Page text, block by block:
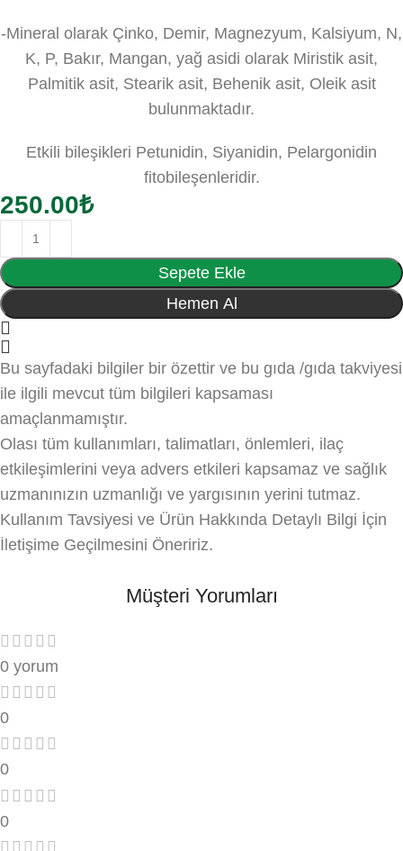
-Mineral olarak Çinko, Demir, Magnezyum, Kalsiyum, N,
K, P, Bakır, Mangan, yağ asidi olarak Miristik asit,
Palmitik asit, Stearik asit, Behenik asit, Oleik asit
bulunmaktadır.
Etkili bileşikleri Petunidin, Siyanidin, Pelargonidin
fitobileşenleridir.
250.00₺
Sepete Ekle
Hemen Al
Bu sayfadaki bilgiler bir özettir ve bu gıda /gıda takviyesi
ile ilgili mevcut tüm bilgileri kapsaması
amaçlanmamıştır.
Olası tüm kullanımları, talimatları, önlemleri, ilaç
etkileşimlerini veya advers etkileri kapsamaz ve sağlık
uzmanınızın uzmanlığı ve yargısının yerini tutmaz.
Kullanım Tavsiyesi ve Ürün Hakkında Detaylı Bilgi İçin
İletişime Geçilmesini Öneririz.
Müşteri Yorumları
0 yorum
0
0
0